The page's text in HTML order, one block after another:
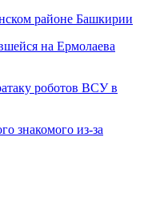
районе Башкирии
на Ермолаева
роботов ВСУ в
знакомого из-за